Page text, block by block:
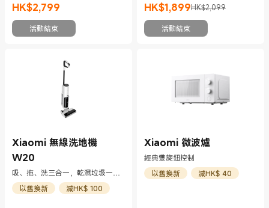
HK$2,799
現價 HK$2799
活動結束
HK$1,899
現價 HK$1899HK$2,099
市場價格 HK$2,099
活動結束
Xiaomi 無線洗地機
W20
吸、拖、洗三合一，乾濕垃圾一拖
即淨；創新梳齒刮條，減少毛髮纏
繞 以舊換新 減HK$ 100
Xiaomi 微波爐
經典雙旋鈕控制
以舊換新
減HK$ 40